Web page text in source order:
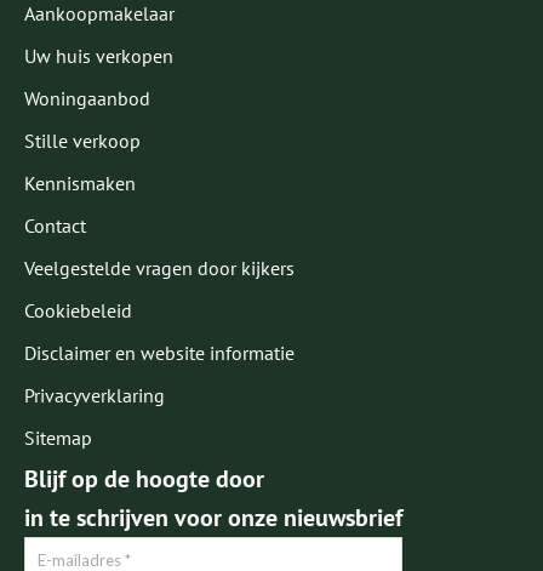
Aankoopmakelaar
Uw huis verkopen
Woningaanbod
Stille verkoop
Kennismaken
Contact
Veelgestelde vragen door kijkers
Cookiebeleid
Disclaimer en website informatie
Privacyverklaring
Sitemap
Blijf op de hoogte door
in te schrijven voor onze nieuwsbrief